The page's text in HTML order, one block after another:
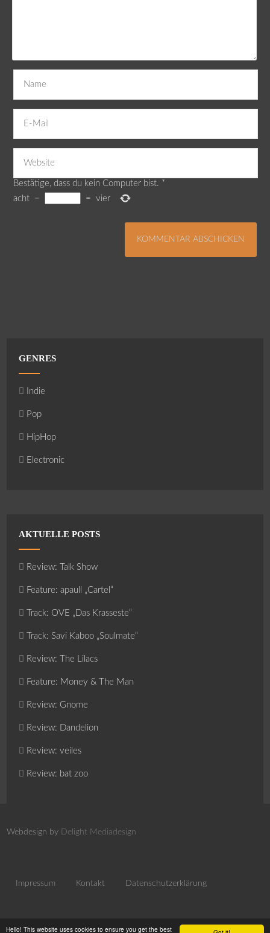
Hello! This website uses cookies to ensure you get the best
Bestätige, dass du kein Computer bist. *
acht
− = vier
GENRES
Indie
Pop
HipHop
Electronic
AKTUELLE POSTS
Review: Talk Show
Feature: apaull „Cartel“
Track: OVE „Das Krasseste“
Track: Savi Kaboo „Soulmate“
Review: The Lilacs
Feature: Money & The Man
Review: Gnome
Review: Dandelion
Review: veiles
Review: bat zoo
Webdesign by Delight Mediadesign
Impressum Kontakt Datenschutzerklärung